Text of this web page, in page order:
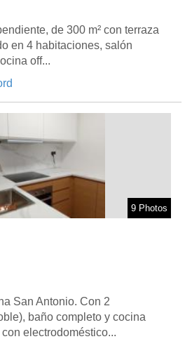
de 300 m² con terraza
en 4 habitaciones, salón
off...
9 Photos
San Antonio. Con 2
baño completo y cocina
electrodoméstico...